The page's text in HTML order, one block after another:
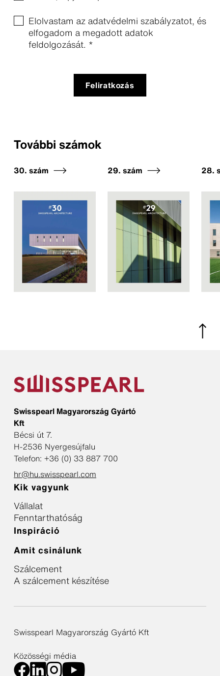
Elolvastam az adatvédelmi szabályzatot, és
elfogadom a megadott adatok
feldolgozását. *
Feliratkozás
További számok
30. szám 29. szám 28.
Swisspearl Magyarország Gyártó
Kft
Bécsi út 7.
H-2536 Nyergesújfalu
Telefon: +36 (0) 33 887 700
hr@hu.swisspearl.com
Kik vagyunk
Vállalat
Fenntarthatóság
Inspiráció
Amit csinálunk
Szálcement
A szálcement készítése
Swisspearl Magyarország Gyártó Kft
Közösségi média